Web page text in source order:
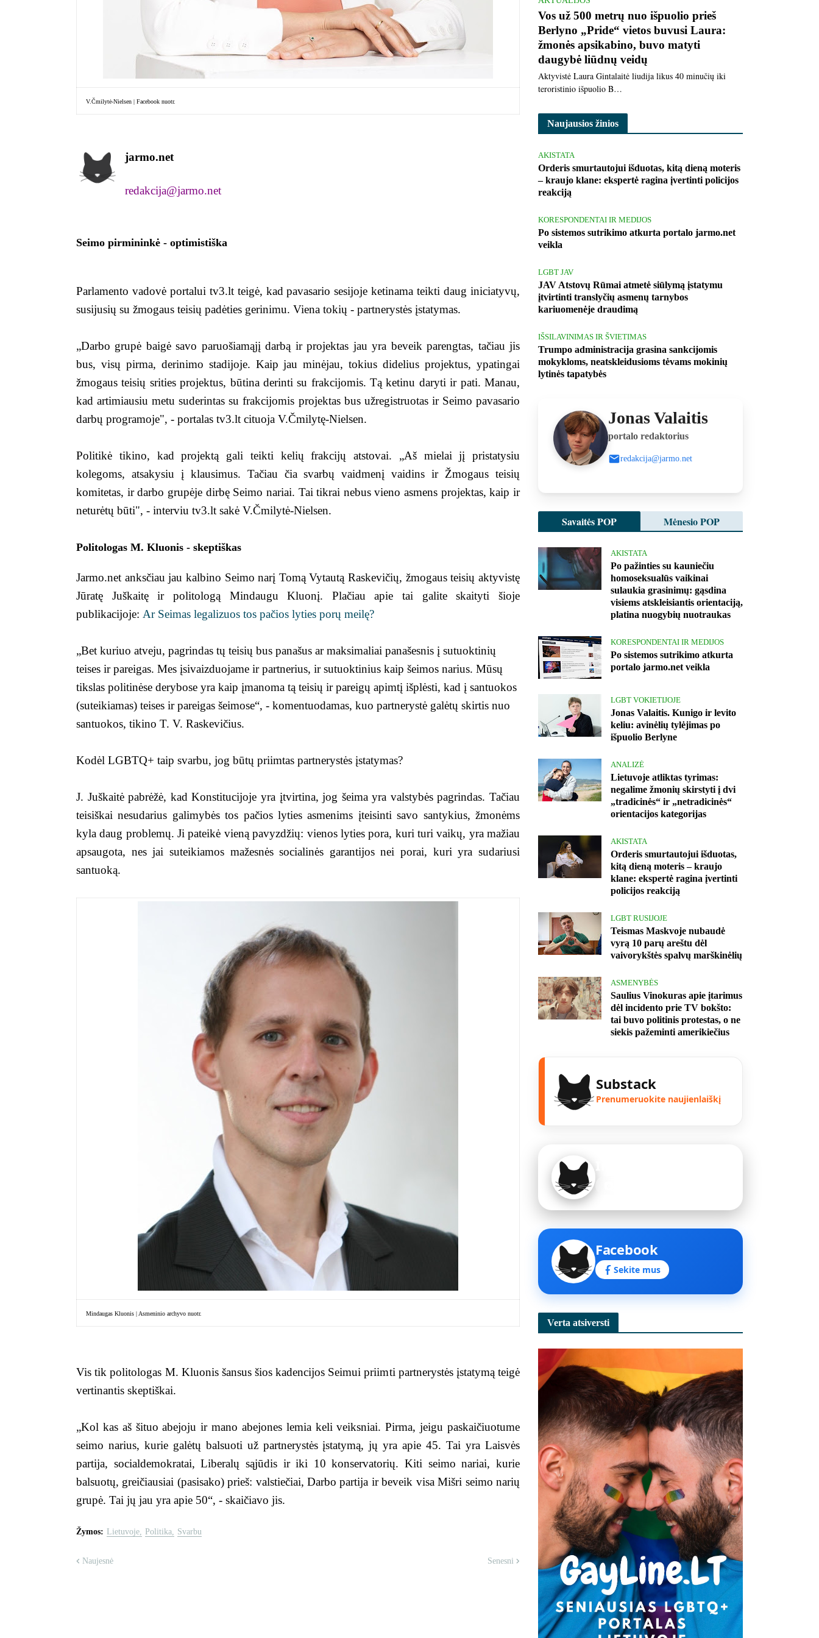
V.Čmilytė-Nielsen | Facebook nuotr.
jarmo.net
redakcija@jarmo.net
Seimo pirmininkė - optimistiška
Parlamento vadovė portalui tv3.lt teigė, kad pavasario sesijoje ketinama teikti daug iniciatyvų,
susijusių su žmogaus teisių padėties gerinimu. Viena tokių - partnerystės įstatymas.
„Darbo grupė baigė savo paruošiamąjį darbą ir projektas jau yra beveik parengtas, tačiau jis
bus, visų pirma, derinimo stadijoje. Kaip jau minėjau, tokius didelius projektus, ypatingai
žmogaus teisių srities projektus, būtina derinti su frakcijomis. Tą ketinu daryti ir pati. Manau,
kad artimiausiu metu suderintas su frakcijomis projektas bus užregistruotas ir Seimo pavasario
darbų programoje", - portalas tv3.lt cituoja V.Čmilytę-Nielsen.
Politikė tikino, kad projektą gali teikti kelių frakcijų atstovai. „Aš mielai jį pristatysiu
kolegoms, atsakysiu į klausimus. Tačiau čia svarbų vaidmenį vaidins ir Žmogaus teisių
komitetas, ir darbo grupėje dirbę Seimo nariai. Tai tikrai nebus vieno asmens projektas, kaip ir
neturėtų būti", - interviu tv3.lt sakė V.Čmilytė-Nielsen.
Politologas M. Kluonis - skeptiškas
Jarmo.net anksčiau jau kalbino Seimo narį Tomą Vytautą Raskevičių, žmogaus teisių aktyvistę
Jūratę Juškaitę ir politologą Mindaugu Kluonį. Plačiau apie tai galite skaityti šioje
publikacijoje: Ar Seimas legalizuos tos pačios lyties porų meilę?
„Bet kuriuo atveju, pagrindas tų teisių bus panašus ar maksimaliai panašesnis į sutuoktinių
teises ir pareigas. Mes įsivaizduojame ir partnerius, ir sutuoktinius kaip šeimos narius. Mūsų
tikslas politinėse derybose yra kaip įmanoma tą teisių ir pareigų apimtį išplėsti, kad į santuokos
(suteikiamas) teises ir pareigas šeimose“, - komentuodamas, kuo partnerystė galėtų skirtis nuo
santuokos, tikino T. V. Raskevičius.
Kodėl LGBTQ+ taip svarbu, jog būtų priimtas partnerystės įstatymas?
J. Juškaitė pabrėžė, kad Konstitucijoje yra įtvirtina, jog šeima yra valstybės pagrindas. Tačiau
teisiškai nesudarius galimybės tos pačios lyties asmenims įteisinti savo santykius, žmonėms
kyla daug problemų. Ji pateikė vieną pavyzdžių: vienos lyties pora, kuri turi vaikų, yra mažiau
apsaugota, nes jai suteikiamos mažesnės socialinės garantijos nei porai, kuri yra sudariusi
santuoką.
Mindaugas Kluonis | Asmeninio archyvo nuotr.
Vis tik politologas M. Kluonis šansus šios kadencijos Seimui priimti partnerystės įstatymą teigė
vertinantis skeptiškai.
„Kol kas aš šituo abejoju ir mano abejones lemia keli veiksniai. Pirma, jeigu paskaičiuotume
seimo narius, kurie galėtų balsuoti už partnerystės įstatymą, jų yra apie 45. Tai yra Laisvės
partija, socialdemokratai, Liberalų sąjūdis ir iki 10 konservatorių. Kiti seimo nariai, kurie
balsuotų, greičiausiai (pasisako) prieš: valstiečiai, Darbo partija ir beveik visa Mišri seimo narių
grupė. Tai jų jau yra apie 50“, - skaičiavo jis.
Žymos: Lietuvoje Politika Svarbu
Naujesnė Senesni
Vos už 500 metrų nuo išpuolio prieš
Berlyno „Pride“ vietos buvusi Laura:
žmonės apsikabino, buvo matyti
daugybė liūdnų veidų
Aktyvistė Laura Gintalaitė liudija likus 40 minučių iki
teroristinio išpuolio B…
Naujausios žinios
AKISTATA
Orderis smurtautojui išduotas, kitą dieną moteris
– kraujo klane: ekspertė ragina įvertinti policijos
reakciją
KORESPONDENTAI IR MEDIJOS
Po sistemos sutrikimo atkurta portalo jarmo.net
veikla
LGBT JAV
JAV Atstovų Rūmai atmetė siūlymą įstatymu
įtvirtinti translyčių asmenų tarnybos
kariuomenėje draudimą
IŠSILAVINIMAS IR ŠVIETIMAS
Trumpo administracija grasina sankcijomis
mokykloms, neatskleidusioms tėvams mokinių
lytinės tapatybės
Jonas Valaitis
portalo redaktorius
redakcija@jarmo.net
Savaitės POP Mėnesio POP
AKISTATA
Po pažinties su kauniečiu
homoseksualūs vaikinai
sulaukia grasinimų: gąsdina
visiems atskleisiantis orientaciją,
platina nuogybių nuotraukas
KORESPONDENTAI IR MEDIJOS
Po sistemos sutrikimo atkurta
portalo jarmo.net veikla
LGBT VOKIETIJOJE
Jonas Valaitis. Kunigo ir levito
keliu: avinėlių tylėjimas po
išpuolio Berlyne
ANALIZĖ
Lietuvoje atliktas tyrimas:
negalime žmonių skirstyti į dvi
„tradicinės“ ir „netradicinės“
orientacijos kategorijas
AKISTATA
Orderis smurtautojui išduotas,
kitą dieną moteris – kraujo
klane: ekspertė ragina įvertinti
policijos reakciją
LGBT RUSIJOJE
Teismas Maskvoje nubaudė
vyrą 10 parų areštu dėl
vaivorykštės spalvų marškinėlių
ASMENYBĖS
Saulius Vinokuras apie įtarimus
dėl incidento prie TV bokšto:
tai buvo politinis protestas, o ne
siekis pažeminti amerikiečius
Substack
Prenumeruokite naujienlaiškį
Facebook
Sekite mus
Verta atsiversti